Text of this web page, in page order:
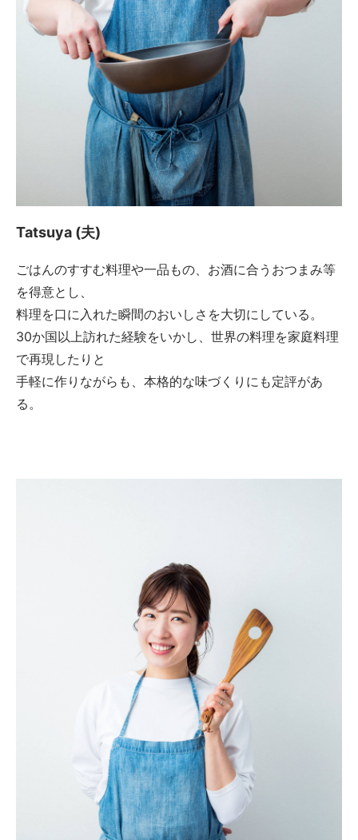
Tatsuya (夫)
ごはんのすすむ料理や一品もの、お酒に合うおつまみ等
を得意とし、
料理を口に入れた瞬間のおいしさを大切にしている。
30か国以上訪れた経験をいかし、世界の料理を家庭料理
で再現したりと
手軽に作りながらも、本格的な味づくりにも定評があ
る。